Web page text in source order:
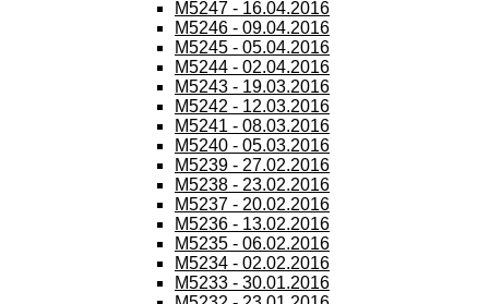
M5247 - 16.04.2016
M5246 - 09.04.2016
M5245 - 05.04.2016
M5244 - 02.04.2016
M5243 - 19.03.2016
M5242 - 12.03.2016
M5241 - 08.03.2016
M5240 - 05.03.2016
M5239 - 27.02.2016
M5238 - 23.02.2016
M5237 - 20.02.2016
M5236 - 13.02.2016
M5235 - 06.02.2016
M5234 - 02.02.2016
M5233 - 30.01.2016